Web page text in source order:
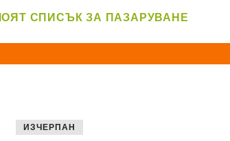
СПИСЪК ЗА ПАЗАРУВАНЕ
ИЗЧЕРПАН